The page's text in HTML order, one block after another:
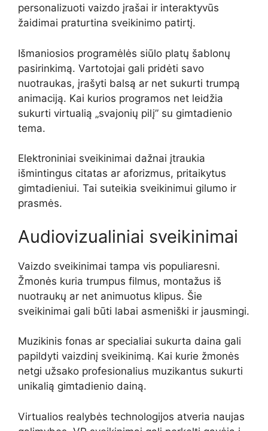
personalizuoti vaizdo įrašai ir interaktyvūs
žaidimai praturtina sveikinimo patirtį.
Išmaniosios programėlės siūlo platų šablonų
pasirinkimą. Vartotojai gali pridėti savo
nuotraukas, įrašyti balsą ar net sukurti trumpą
animaciją. Kai kurios programos net leidžia
sukurti virtualią „svajonių pilį” su gimtadienio
tema.
Elektroniniai sveikinimai dažnai įtraukia
išmintingus citatas ar aforizmus, pritaikytus
gimtadieniui. Tai suteikia sveikinimui gilumo ir
prasmės.
Audiovizualiniai sveikinimai
Vaizdo sveikinimai tampa vis populiaresni.
Žmonės kuria trumpus filmus, montažus iš
nuotraukų ar net animuotus klipus. Šie
sveikinimai gali būti labai asmeniški ir jausmingi.
Muzikinis fonas ar specialiai sukurta daina gali
papildyti vaizdinį sveikinimą. Kai kurie žmonės
netgi užsako profesionalius muzikantus sukurti
unikalią gimtadienio dainą.
Virtualios realybės technologijos atveria naujas